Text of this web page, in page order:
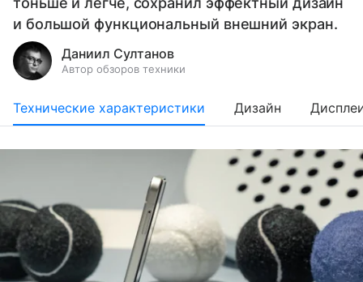
и большой функциональный внешний экран.
Даниил Султанов
Автор обзоров техники
Технические характеристики Дизайн